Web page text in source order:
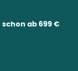
schon ab 699 €